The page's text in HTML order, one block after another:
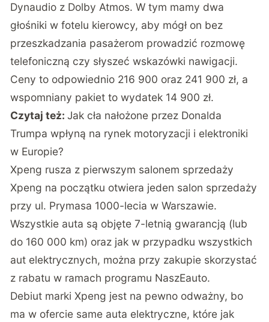
Dynaudio z Dolby Atmos. W tym mamy dwa
głośniki w fotelu kierowcy, aby mógł on bez
przeszkadzania pasażerom prowadzić rozmowę
telefoniczną czy słyszeć wskazówki nawigacji.
Ceny to odpowiednio 216 900 oraz 241 900 zł, a
wspomniany pakiet to wydatek 14 900 zł.
Czytaj też:Jak cła nałożone przez Donalda
Trumpa wpłyną na rynek motoryzacji i elektroniki
w Europie?
Xpeng rusza z pierwszym salonem sprzedaży
Xpeng na początku otwiera jeden salon sprzedaży
przy ul. Prymasa 1000-lecia w Warszawie.
Wszystkie auta są objęte 7-letnią gwarancją (lub
do 160 000 km) oraz jak w przypadku wszystkich
aut elektrycznych, można przy zakupie skorzystać
z rabatu w ramach programu NaszEauto.
Debiut marki Xpeng jest na pewno odważny, bo
ma w ofercie same auta elektryczne, które jak